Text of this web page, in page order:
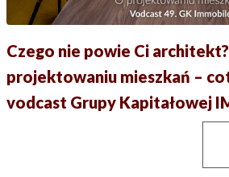
Czego nie powie Ci
projektowaniu mieszkań –
vodcast Grupy Kapitałowej